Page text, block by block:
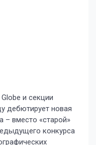
и секции
дебютирует новая
– вместо «старой»
конкурса